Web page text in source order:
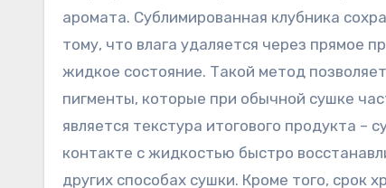
аромата. Сублимированная клубника
тому, что влага удаляется через прямое
жидкое состояние. Такой метод
пигменты, которые при обычной сушке
является текстура итогового продукта –
контакте с жидкостью быстро
других способах сушки. Кроме того, срок